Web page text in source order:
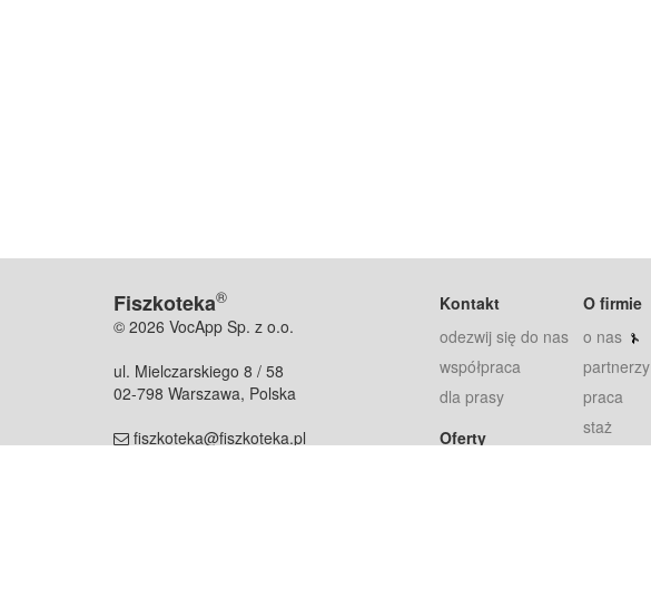
Fiszkoteka®
© 2026 VocApp Sp. z o.o.
ul. Mielczarskiego 8 / 58
02-798 Warszawa, Polska
fiszkoteka@fiszkoteka.pl
Kontakt
odezwij się do nas
współpraca
dla prasy
Oferty
O firmie
o nas
partnerzy
praca
staż